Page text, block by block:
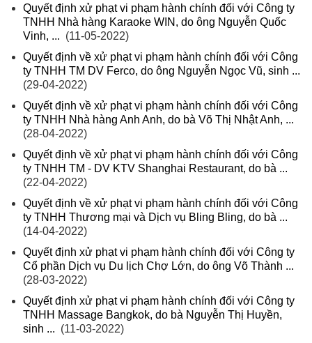
Quyết định xử phạt vi phạm hành chính đối với Công ty
TNHH Nhà hàng Karaoke WIN, do ông Nguyễn Quốc
Vinh, ... (11-05-2022)
Quyết định về xử phạt vi phạm hành chính đối với Công
ty TNHH TM DV Ferco, do ông Nguyễn Ngọc Vũ, sinh ...
(29-04-2022)
Quyết định về xử phạt vi phạm hành chính đối với Công
ty TNHH Nhà hàng Anh Anh, do bà Võ Thị Nhật Anh, ...
(28-04-2022)
Quyết định về xử phạt vi phạm hành chính đối với Công
ty TNHH TM - DV KTV Shanghai Restaurant, do bà ...
(22-04-2022)
Quyết định về xử phạt vi phạm hành chính đối với Công
ty TNHH Thương mại và Dịch vụ Bling Bling, do bà ...
(14-04-2022)
Quyết định xử phạt vi phạm hành chính đối với Công ty
Cổ phần Dịch vụ Du lịch Chợ Lớn, do ông Võ Thành ...
(28-03-2022)
Quyết định xử phạt vi phạm hành chính đối với Công ty
TNHH Massage Bangkok, do bà Nguyễn Thị Huyền,
sinh ... (11-03-2022)